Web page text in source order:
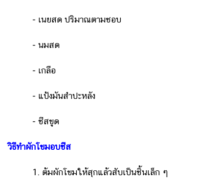
- เนยสด ปริมาณตามชอบ
- นมสด
- เกลือ
- แป้งมันสำปะหลัง
- ชีสขูด
วิธีทำผักโขมอบชีส
1. ต้มผักโขมให้สุกแล้วสับเป็นชิ้นเล็ก ๆ